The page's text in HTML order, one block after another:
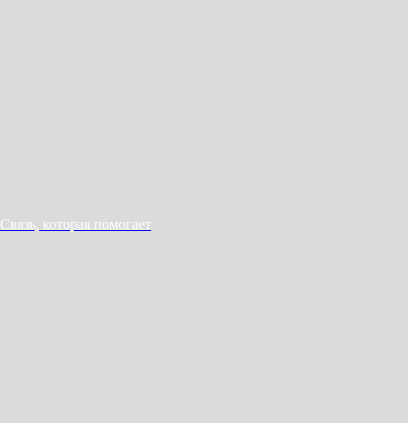
Связь, которая помогает